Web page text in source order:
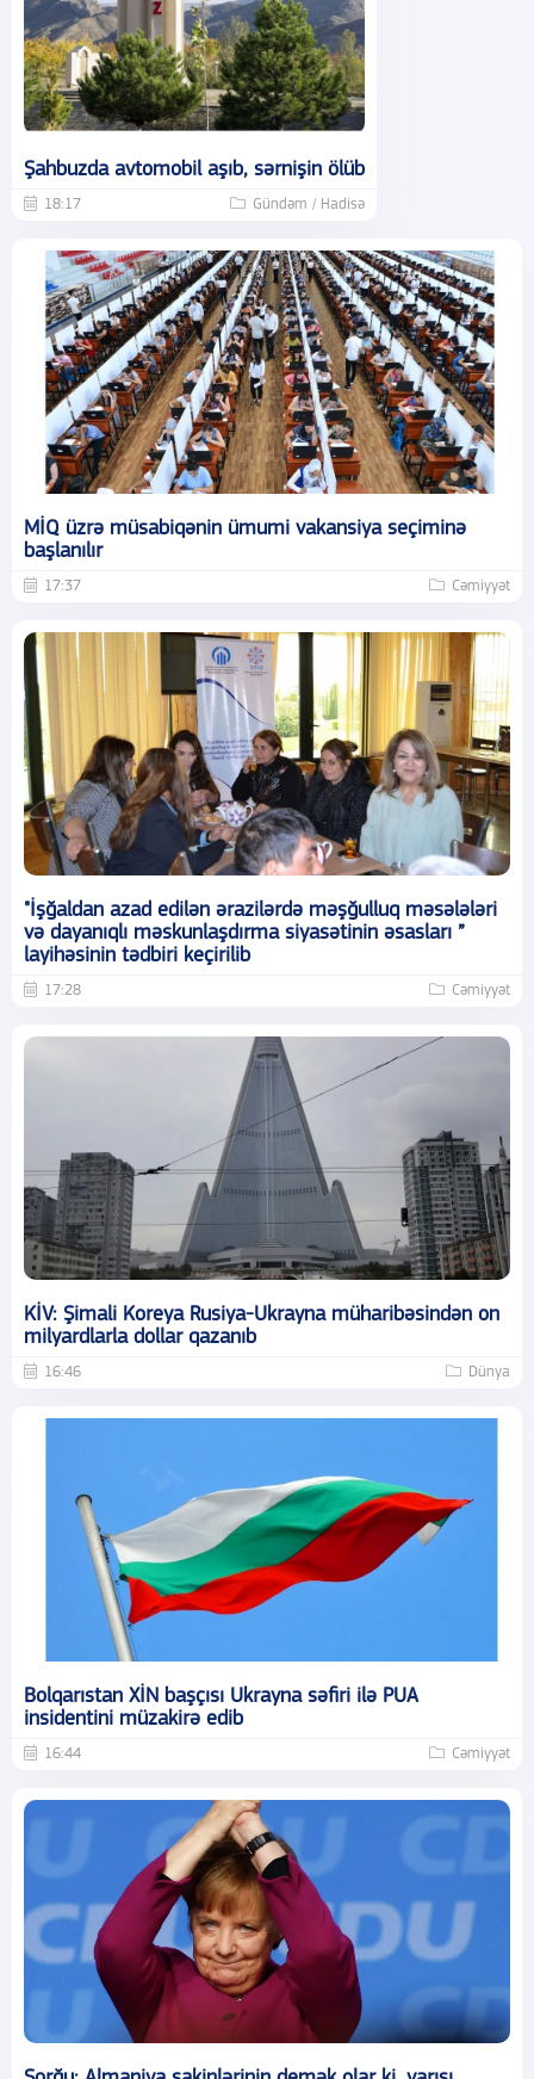
Şahbuzda avtomobil aşıb, sərnişin ölüb
18:17 Gündəm / Hadisə
MİQ üzrə müsabiqənin ümumi vakansiya seçiminə
başlanılır
17:37 Cəmiyyət
"İşğaldan azad edilən ərazilərdə məşğulluq məsələləri
və dayanıqlı məskunlaşdırma siyasətinin əsasları ”
layihəsinin tədbiri keçirilib
17:28 Cəmiyyət
KİV: Şimali Koreya Rusiya-Ukrayna müharibəsindən on
milyardlarla dollar qazanıb
16:46 Dünya
Bolqarıstan XİN başçısı Ukrayna səfiri ilə PUA
insidentini müzakirə edib
16:44 Cəmiyyət